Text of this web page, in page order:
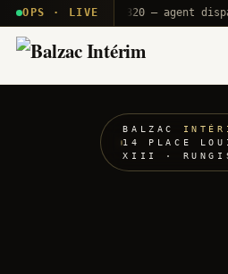
OPS · LIVE
T2E · B71 Push A320 — agent
BALZAC
14 PLACE
XIII ·